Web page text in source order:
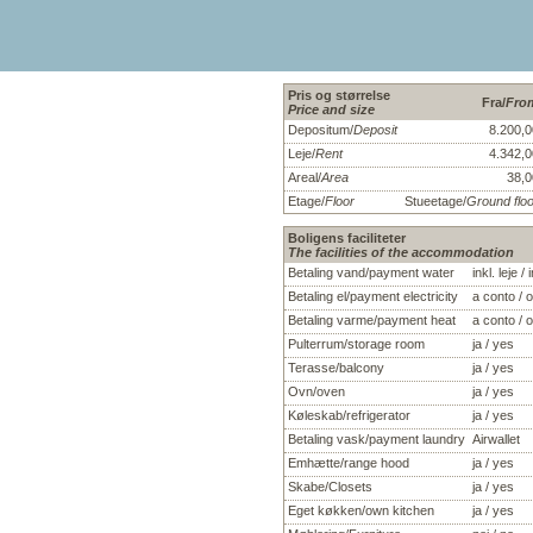
Pris og størrelse
Price and size
Fra/
Depositum/Deposit
Leje/Rent
Areal/Area
Etage/Floor Stueetage/Ground
Boligens faciliteter
The facilities of the accommodation
Betaling vand/payment water
inkl. leje /
Betaling el/payment electricity
a conto /
Betaling varme/payment heat
a conto /
Pulterrum/storage room
ja / yes
Terasse/balcony
ja / yes
Ovn/oven
ja / yes
Køleskab/refrigerator
ja / yes
Betaling vask/payment laundry Airwallet
Emhætte/range hood
ja / yes
Skabe/Closets
ja / yes
Eget køkken/own kitchen
ja / yes